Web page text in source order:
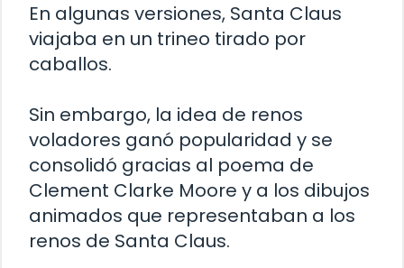
En algunas versiones, Santa Claus
viajaba en un trineo tirado por
caballos.
Sin embargo, la idea de renos
voladores ganó popularidad y se
consolidó gracias al poema de
Clement Clarke Moore y a los dibujos
animados que representaban a los
renos de Santa Claus.